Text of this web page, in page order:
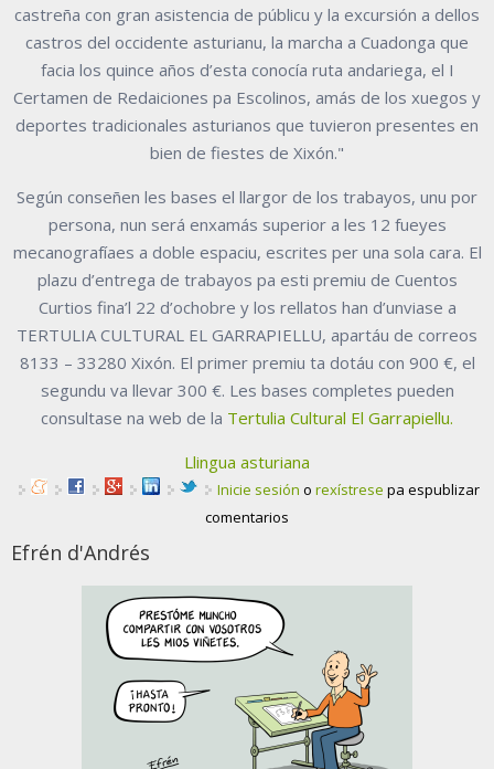
castreña con gran asistencia de públicu y la excursión a dellos
castros del occidente asturianu, la marcha a Cuadonga que
facia los quince años d’esta conocía ruta andariega, el I
Certamen de Redaiciones pa Escolinos, amás de los xuegos y
deportes tradicionales asturianos que tuvieron presentes en
bien de fiestes de Xixón."
Según conseñen les bases el llargor de los trabayos, unu por
persona, nun será enxamás superior a les 12 fueyes
mecanografíaes a doble espaciu, escrites per una sola cara. El
plazu d’entrega de trabayos pa esti premiu de Cuentos
Curtios fina’l 22 d’ochobre y los rellatos han d’unviase a
TERTULIA CULTURAL EL GARRAPIELLU, apartáu de correos
8133 – 33280 Xixón. El primer premiu ta dotáu con 900 €, el
segundu va llevar 300 €. Les bases completes pueden
consultase na web de la Tertulia Cultural El Garrapiellu.
Llingua asturiana
Inicie sesión o rexístrese pa espublizar
comentarios
Efrén d'Andrés